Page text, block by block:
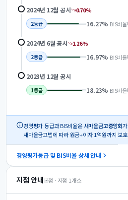
2024년 12월 공시 0.70%
2등급 16.27% BIS비율
2024년 6월공시 1.26%
2등급 16.97% BIS비율
2023년 12월 공시
1등급 18.23% BIS비율
경영평가 등급과 BIS비율은 새마을금고중앙회
새마을금고법에 따라 원금+이자 1억원까지 보
경영평가등급 및 BIS비율 상세 안내
지점 안내본점 · 지점 1개소